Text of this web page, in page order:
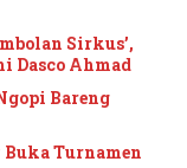
Sirkus’,
Dasco Ahmad
Bareng
Turnamen